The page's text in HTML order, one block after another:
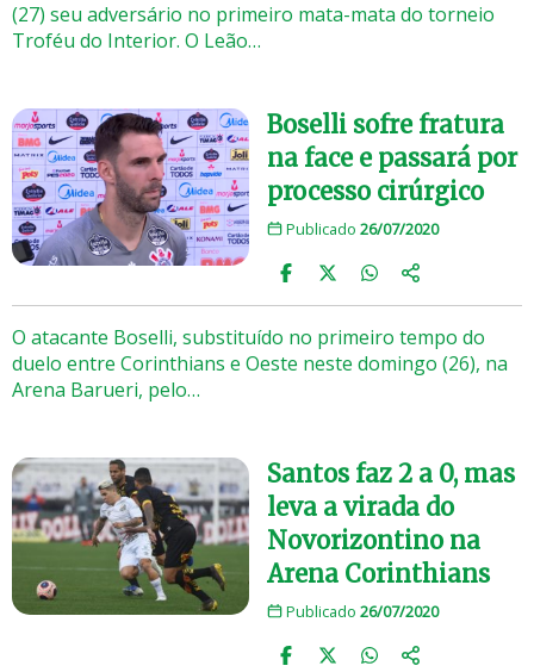
(27) seu adversário no primeiro mata-mata do torneio
Troféu do Interior. O Leão…
Boselli sofre fratura
na face e passará por
processo cirúrgico
Publicado 26/07/2020
O atacante Boselli, substituído no primeiro tempo do
duelo entre Corinthians e Oeste neste domingo (26), na
Arena Barueri, pelo…
Santos faz 2 a 0, mas
leva a virada do
Novorizontino na
Arena Corinthians
Publicado 26/07/2020